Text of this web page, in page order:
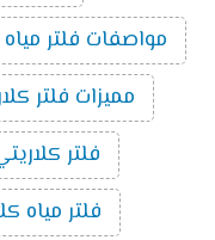
مواصفات فلتر
مميزات فلتر
فلتر
فلتر مياه كلاريتي 5